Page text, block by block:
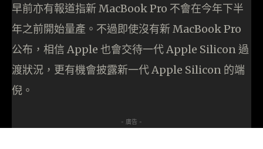
早前亦有報道指新 MacBook Pro 不會在今年下半
年之前開始量產。不過即使沒有新 MacBook Pro
公布，相信 Apple 也會交待一代 Apple Silicon 過
渡狀況，更有機會披露新一代 Apple Silicon 的端
倪。
- 廣告 -